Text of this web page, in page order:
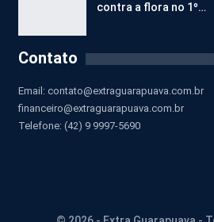
contra a flora no 1º…
Contato
Email: contato@extraguarapuava.com.br
financeiro@extraguarapuava.com.br
Telefone: (42) 9 9997-5690